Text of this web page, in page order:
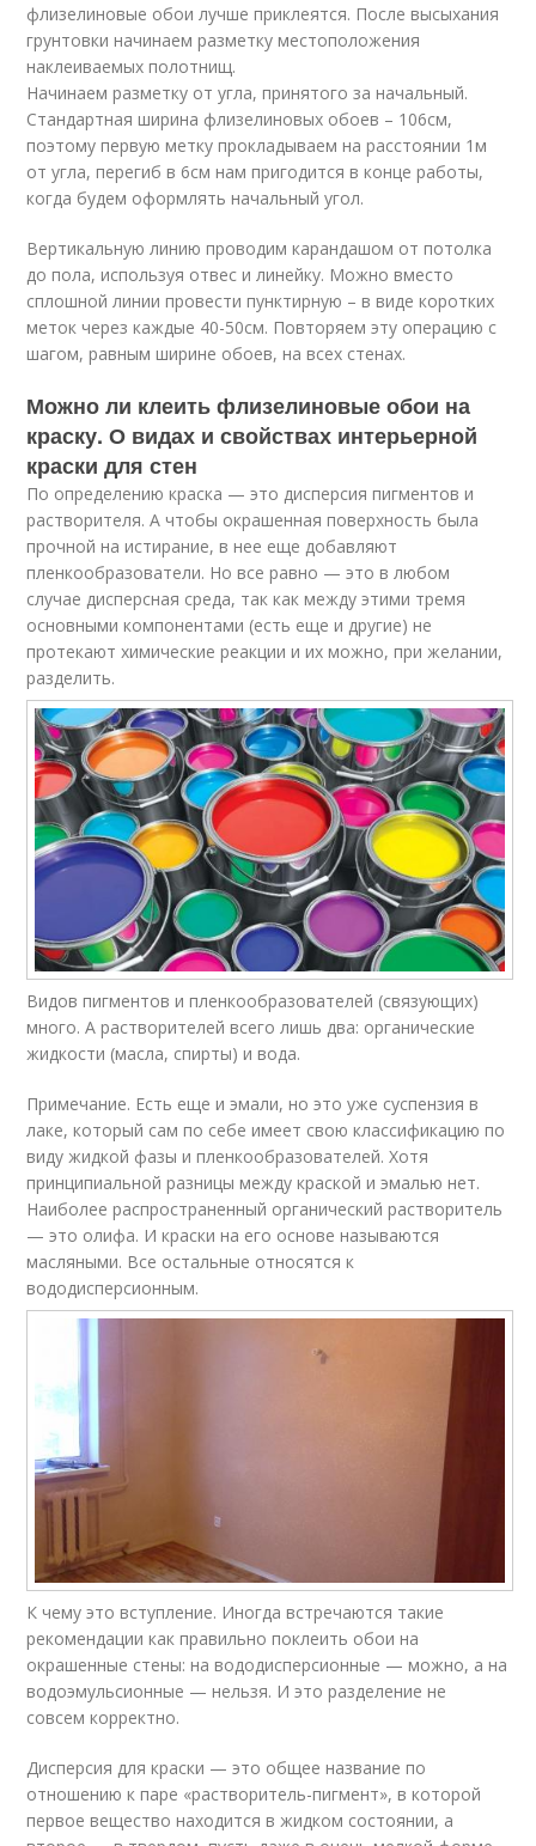
флизелиновые обои лучше приклеятся. После высыхания
грунтовки начинаем разметку местоположения
наклеиваемых полотнищ.
Начинаем разметку от угла, принятого за начальный.
Стандартная ширина флизелиновых обоев – 106см,
поэтому первую метку прокладываем на расстоянии 1м
от угла, перегиб в 6см нам пригодится в конце работы,
когда будем оформлять начальный угол.
Вертикальную линию проводим карандашом от потолка
до пола, используя отвес и линейку. Можно вместо
сплошной линии провести пунктирную – в виде коротких
меток через каждые 40-50см. Повторяем эту операцию с
шагом, равным ширине обоев, на всех стенах.
Можно ли клеить флизелиновые обои на
краску. О видах и свойствах интерьерной
краски для стен
По определению краска — это дисперсия пигментов и
растворителя. А чтобы окрашенная поверхность была
прочной на истирание, в нее еще добавляют
пленкообразователи. Но все равно — это в любом
случае дисперсная среда, так как между этими тремя
основными компонентами (есть еще и другие) не
протекают химические реакции и их можно, при желании,
разделить.
Видов пигментов и пленкообразователей (связующих)
много. А растворителей всего лишь два: органические
жидкости (масла, спирты) и вода.
Примечание. Есть еще и эмали, но это уже суспензия в
лаке, который сам по себе имеет свою классификацию по
виду жидкой фазы и пленкообразователей. Хотя
принципиальной разницы между краской и эмалью нет.
Наиболее распространенный органический растворитель
— это олифа. И краски на его основе называются
масляными. Все остальные относятся к
вододисперсионным.
К чему это вступление. Иногда встречаются такие
рекомендации как правильно поклеить обои на
окрашенные стены: на вододисперсионные — можно, а на
водоэмульсионные — нельзя. И это разделение не
совсем корректно.
Дисперсия для краски — это общее название по
отношению к паре «растворитель-пигмент», в которой
первое вещество находится в жидком состоянии, а